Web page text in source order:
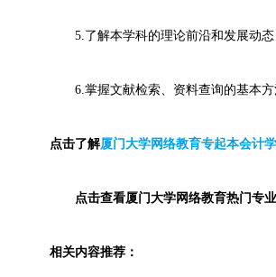
5.了解本学科的理论前沿和发展动态
6.掌握文献检索、资料查询的基本方
点击了解厦门大学网络教育专起本会计
点击查看厦门大学网络教育热门专
相关内容推荐：